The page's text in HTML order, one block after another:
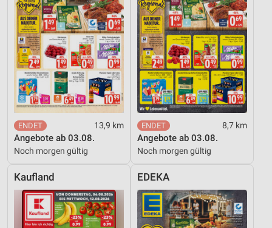
13,9 km
Angebote ab 03.08.
Noch morgen gültig
8,7 km
Angebote ab 03.08.
Noch morgen gültig
Kaufland EDEKA
Notwendig
Performance
Funktional
Werbung